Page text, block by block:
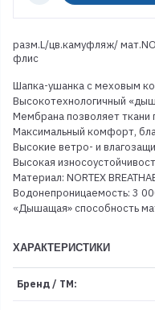
разм.L/цв.камуфляж/
флис
Шапка-ушанка с меховым
Высокотехнологичный
Мембрана позволяет ткани
Максимальный комфорт,
Высокие ветро- и
Высокая
Материал: NORTEX
Водонепроницаемость: 3
«Дышащая» способность
ХАРАКТЕРИСТИКИ
Бренд / ТМ: